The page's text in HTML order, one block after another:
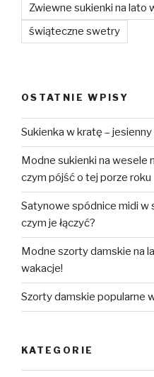
Zwiewne sukienki na lato
świąteczne swetry
OSTATNIE WPISY
Sukienka w kratę –
Modne sukienki na wesele
czym pójść o tej porze roku
Satynowe spódnice midi w
czym je łączyć?
Modne szorty damskie na
wakacje!
Szorty damskie popularne
KATEGORIE